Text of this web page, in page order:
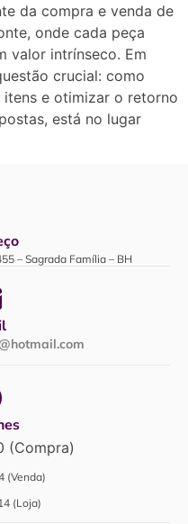
da compra e venda de
onde cada peça
valor intrínseco. Em
crucial: como
e otimizar o retorno
está no lugar
– Sagrada Família – BH
(Compra)
(Venda)
(Loja)